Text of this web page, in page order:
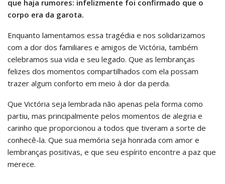
que haja rumores: infelizmente foi confirmado que o
corpo era da garota.
Enquanto lamentamos essa tragédia e nos solidarizamos
com a dor dos familiares e amigos de Victória, também
celebramos sua vida e seu legado. Que as lembranças
felizes dos momentos compartilhados com ela possam
trazer algum conforto em meio à dor da perda.
Que Victória seja lembrada não apenas pela forma como
partiu, mas principalmente pelos momentos de alegria e
carinho que proporcionou a todos que tiveram a sorte de
conhecê-la. Que sua memória seja honrada com amor e
lembranças positivas, e que seu espírito encontre a paz que
merece.